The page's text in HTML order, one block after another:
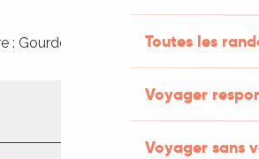
Toutes les
Voyager
Voyager sans
: Gourdon à 3km